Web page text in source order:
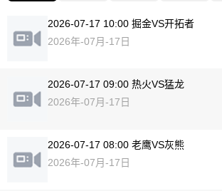
2026-07-17 10:00 掘金VS开拓者
2026年-07月-17日
2026-07-17 09:00 热火VS猛龙
2026年-07月-17日
2026-07-17 08:00 老鹰VS灰熊
2026年-07月-17日